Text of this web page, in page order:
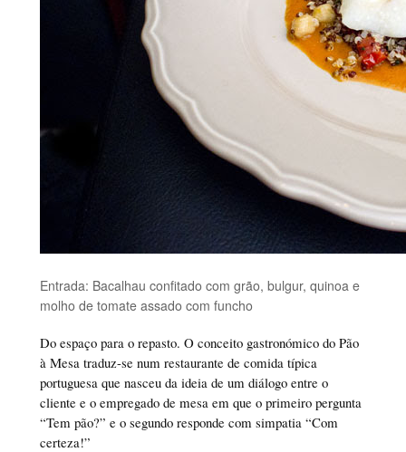
Entrada: Bacalhau confitado com grão, bulgur, quinoa e
molho de tomate assado com funcho
Do espaço para o repasto. O conceito gastronómico do Pão
à Mesa traduz-se num restaurante de comida típica
portuguesa que nasceu da ideia de um diálogo entre o
cliente e o empregado de mesa em que o primeiro pergunta
“Tem pão?” e o segundo responde com simpatia “Com
certeza!”